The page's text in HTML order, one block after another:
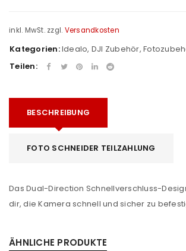
inkl. MwSt. zzgl. Versandkosten
Kategorien:Idealo, DJI Zubehör,
Teilen:
BESCHREIBUNG
FOTO SCHNEIDER TEILZAHLUNG
Das Dual-Direction Schnellverschluss-
dir, die Kamera schnell und sicher zu
ÄHNLICHE PRODUKTE